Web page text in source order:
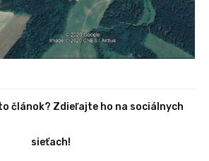
článok? Zdieľajte ho na sociálnych
sieťach!